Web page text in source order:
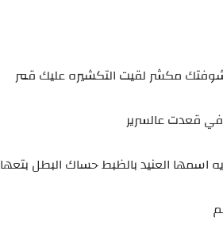
مكشر لقيت التكشيره عليك قمر
قعدت عالسرير
العنيد بالظبط حساك البطل بتعها